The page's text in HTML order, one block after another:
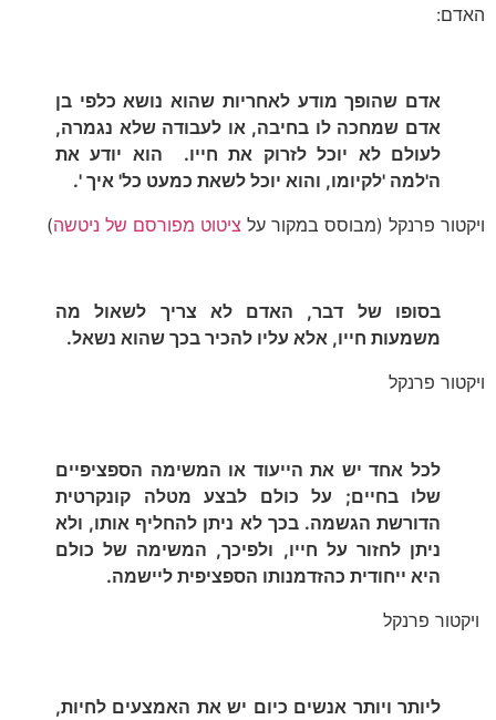
האדם:
אדם שהופך מודע לאחריות שהוא נושא כלפי בן
אדם שמחכה לו בחיבה, או לעבודה שלא נגמרה,
לעולם לא יוכל לזרוק את חייו. הוא יודע את
ה'למה 'לקיומו, והוא יוכל לשאת כמעט כל' איך '.
ויקטור פרנקל (מבוסס במקור על ציטוט מפורסם של ניטשה)
בסופו של דבר, האדם לא צריך לשאול מה
משמעות חייו, אלא עליו להכיר בכך שהוא נשאל.
ויקטור פרנקל
לכל אחד יש את הייעוד או המשימה הספציפיים
שלו בחיים; על כולם לבצע מטלה קונקרטית
הדורשת הגשמה. בכך לא ניתן להחליף אותו, ולא
ניתן לחזור על חייו, ולפיכך, המשימה של כולם
היא ייחודית כהזדמנותו הספציפית ליישמה.
ויקטור פרנקל
ליותר ויותר אנשים כיום יש את האמצעים לחיות,